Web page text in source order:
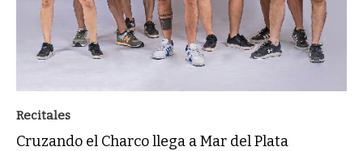
Recitales
Cruzando el Charco llega a Mar del Plata